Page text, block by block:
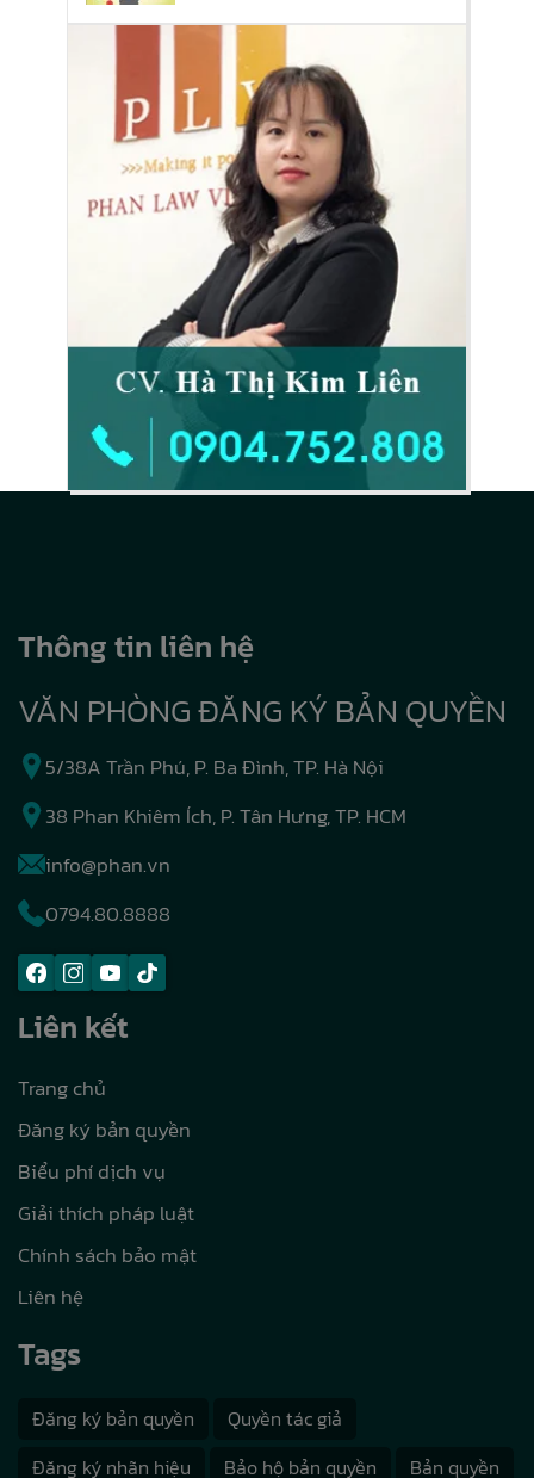
Thông tin liên hệ
VĂN PHÒNG ĐĂNG KÝ BẢN QUYỀN
5/38A Trần Phú, P. Ba Đình, TP. Hà Nội
38 Phan Khiêm Ích, P. Tân Hưng, TP. HCM
info@phan.vn
0794.80.8888
Liên kết
Trang chủ
Đăng ký bản quyền
Biểu phí dịch vụ
Giải thích pháp luật
Chính sách bảo mật
Liên hệ
Tags
Đăng ký bản quyền
Quyền tác giả
Đăng ký nhãn hiệu
Bảo hộ bản quyền Bản quyền